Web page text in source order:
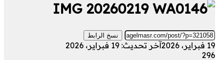
نسخ الرابط
19 فبراير، 2026
آخر تحديث: 19 فبراير، 2026
296